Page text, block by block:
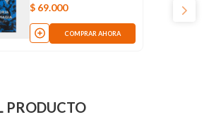
$ 69.000
COMPRAR AHORA
PRODUCTO